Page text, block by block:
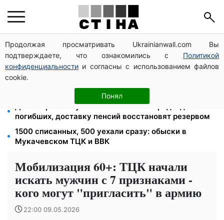
Продолжая просматривать Ukrainianwall.com Вы
подтверждаете, что ознакомились с Политикой
конфиденциальности и согласны с использованием файлов
cookie.
Понял
26 000 подписей — Зеленский поручил СНБО
лишать водителей прав за систематические
нарушения
Зарплаты учителей +20%, стипендии ×2:
правительство повышает выплаты с сентября
Депо Укрпочты уничтожено в Павлограде: двое
погибших, доставку пенсий восстановят резервом
1500 списанных, 500 уехали сразу: обыски в
Мукачевском ТЦК и ВВК
Мобилизация 60+: ТЦК начали
искать мужчин с 7 признаками -
кого могут "пригласить" в армию
22:00 09.05.2026